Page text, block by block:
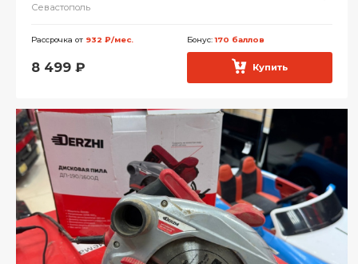
Севастополь
Рассрочка от 932 ₽/мес. Бонус:170 баллов
8 499 ₽ Купить